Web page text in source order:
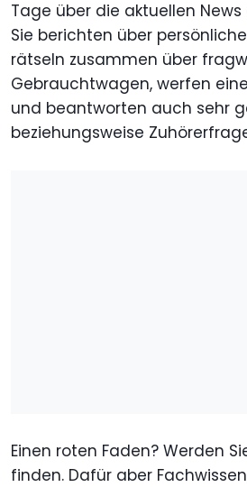
Tage über die aktuellen
Sie berichten über
rätseln zusammen über
Gebrauchtwagen, werfen
und beantworten auch sehr
beziehungsweise
Einen roten Faden? Werden
finden. Dafür aber